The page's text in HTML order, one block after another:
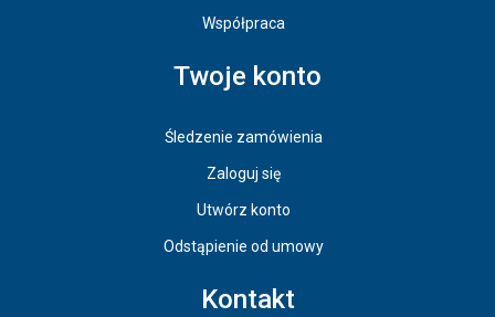
Współpraca
Twoje konto
Śledzenie zamówienia
Zaloguj się
Utwórz konto
Odstąpienie od umowy
Kontakt